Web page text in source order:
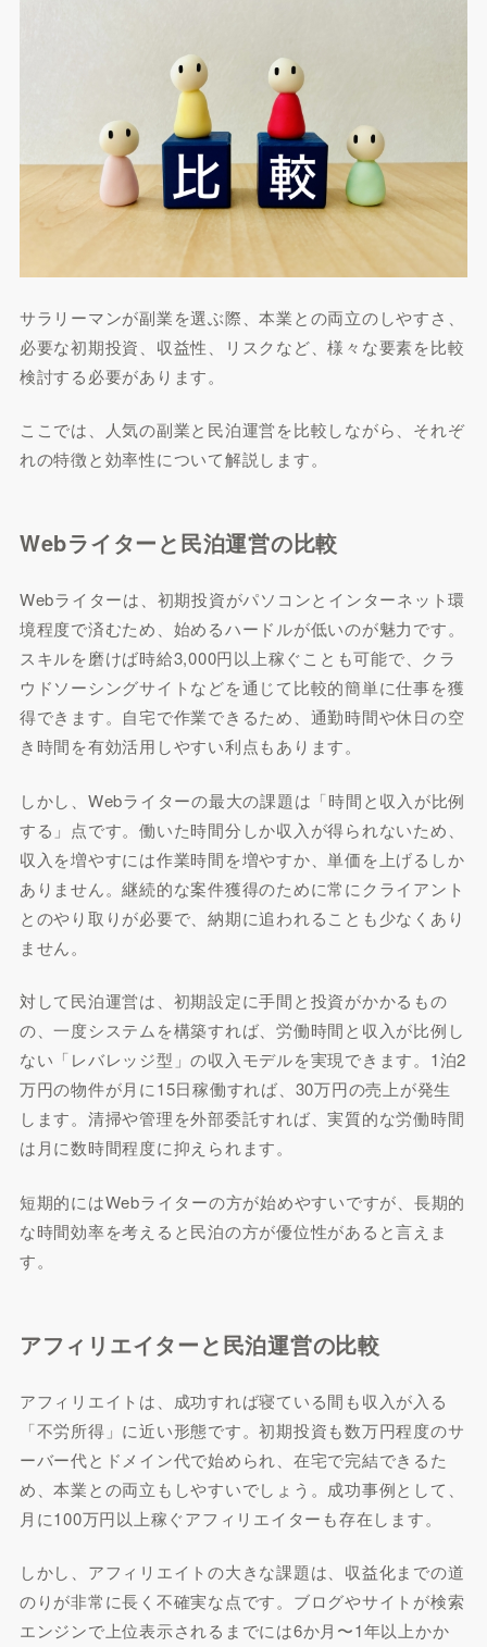
サラリーマンが副業を選ぶ際、本業との両立のしやすさ、
必要な初期投資、収益性、リスクなど、様々な要素を比較
検討する必要があります。
ここでは、人気の副業と民泊運営を比較しながら、それぞ
れの特徴と効率性について解説します。
Webライターと民泊運営の比較
Webライターは、初期投資がパソコンとインターネット環
境程度で済むため、始めるハードルが低いのが魅力です。
スキルを磨けば時給3,000円以上稼ぐことも可能で、クラ
ウドソーシングサイトなどを通じて比較的簡単に仕事を獲
得できます。自宅で作業できるため、通勤時間や休日の空
き時間を有効活用しやすい利点もあります。
しかし、Webライターの最大の課題は「時間と収入が比例
する」点です。働いた時間分しか収入が得られないため、
収入を増やすには作業時間を増やすか、単価を上げるしか
ありません。継続的な案件獲得のために常にクライアント
とのやり取りが必要で、納期に追われることも少なくあり
ません。
対して民泊運営は、初期設定に手間と投資がかかるもの
の、一度システムを構築すれば、労働時間と収入が比例し
ない「レバレッジ型」の収入モデルを実現できます。1泊2
万円の物件が月に15日稼働すれば、30万円の売上が発生
します。清掃や管理を外部委託すれば、実質的な労働時間
は月に数時間程度に抑えられます。
短期的にはWebライターの方が始めやすいですが、長期的
な時間効率を考えると民泊の方が優位性があると言えま
す。
アフィリエイターと民泊運営の比較
アフィリエイトは、成功すれば寝ている間も収入が入る
「不労所得」に近い形態です。初期投資も数万円程度のサ
ーバー代とドメイン代で始められ、在宅で完結できるた
め、本業との両立もしやすいでしょう。成功事例として、
月に100万円以上稼ぐアフィリエイターも存在します。
しかし、アフィリエイトの大きな課題は、収益化までの道
のりが非常に長く不確実な点です。ブログやサイトが検索
エンジンで上位表示されるまでには6か月〜1年以上かか